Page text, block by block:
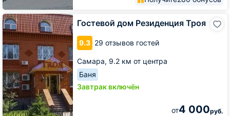
Гостевой дом Резиденция Троя
9.3 29 отзывов гостей
Самара, 9.2 км от центра
Баня
Завтрак включён
от4 000руб.
Гостевой
дом
Резиденция
Троя